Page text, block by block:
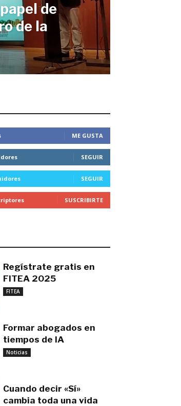
de
de la
ME GUSTA
SEGUIR
SEGUIR
SUSCRIBIRTE
Regístrate gratis en
FITEA 2025
FITEA
Formar abogados en
tiempos de IA
Noticias
Cuando decir «Sí»
cambia toda una vida